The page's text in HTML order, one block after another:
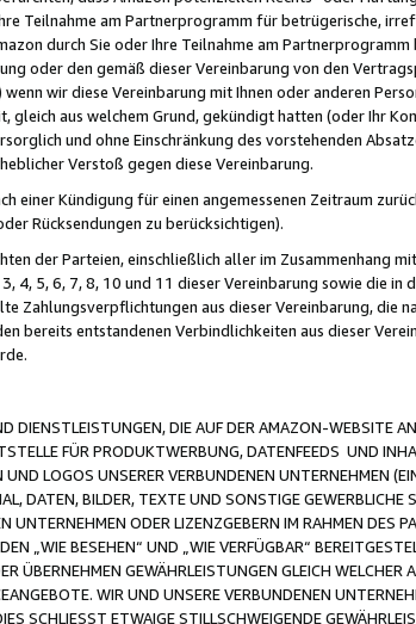
Teilnahme am Partnerprogramm für betrügerische,
durch Sie oder Ihre Teilnahme am
oder den gemäß dieser Vereinbarung von den
wir diese Vereinbarung mit Ihnen oder anderen
gleich aus welchem Grund, gekündigt hatten (oder Ihr
und ohne Einschränkung des vorstehenden
Verstoß gegen diese Vereinbarung.
einer Kündigung für einen angemessenen Zeitraum
Rücksendungen zu berücksichtigen).
der Parteien, einschließlich aller im Zusammenhang
4, 5, 6, 7, 8, 10 und 11 dieser Vereinbarung sowie die
Zahlungsverpflichtungen aus dieser Vereinbarung, die
bereits entstandenen Verbindlichkeiten aus dieser
DIENSTLEISTUNGEN, DIE AUF DER AMAZON-WEBSITE
FÜR PRODUKTWERBUNG, DATENFEEDS UND
LOGOS UNSERER VERBUNDENEN UNTERNEHMEN
DATEN, BILDER, TEXTE UND SONSTIGE
ODER LIZENZGEBERN IM RAHMEN DES
„WIE BESEHEN“ UND „WIE VERFÜGBAR“
ÜBERNEHMEN GEWÄHRLEISTUNGEN GLEICH WELCHER
WIR UND UNSERE VERBUNDENEN
SCHLIESST ETWAIGE STILLSCHWEIGENDE